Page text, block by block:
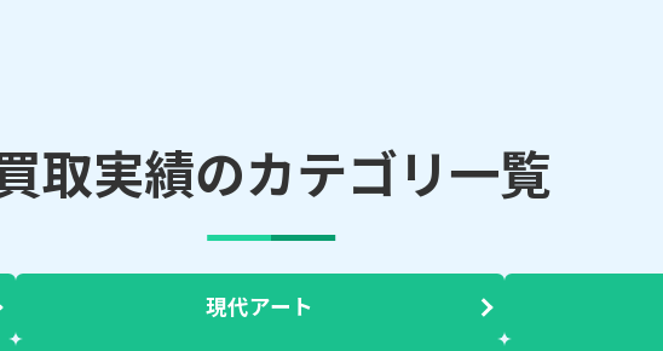
取実績のカテゴリ一覧
現代アート